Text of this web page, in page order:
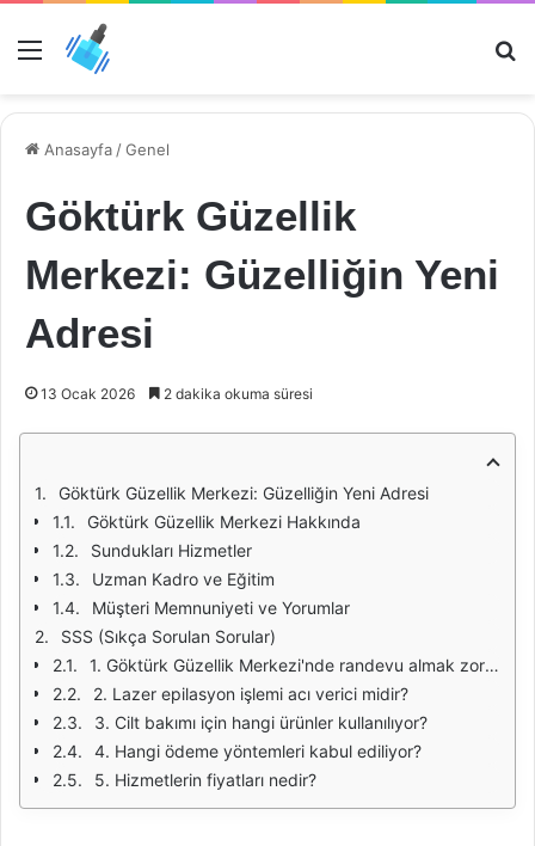
Menü
Anasayfa /Genel
Göktürk Güzellik
Merkezi: Güzelliğin Yeni
Adresi
13 Ocak 2026 2 dakika okuma süresi
Göktürk Güzellik Merkezi: Güzelliğin Yeni Adresi
Göktürk Güzellik Merkezi Hakkında
Sundukları Hizmetler
Uzman Kadro ve Eğitim
Müşteri Memnuniyeti ve Yorumlar
SSS (Sıkça Sorulan Sorular)
1. Göktürk Güzellik Merkezi'nde randevu almak zorunlu mu?
2. Lazer epilasyon işlemi acı verici midir?
3. Cilt bakımı için hangi ürünler kullanılıyor?
4. Hangi ödeme yöntemleri kabul ediliyor?
5. Hizmetlerin fiyatları nedir?